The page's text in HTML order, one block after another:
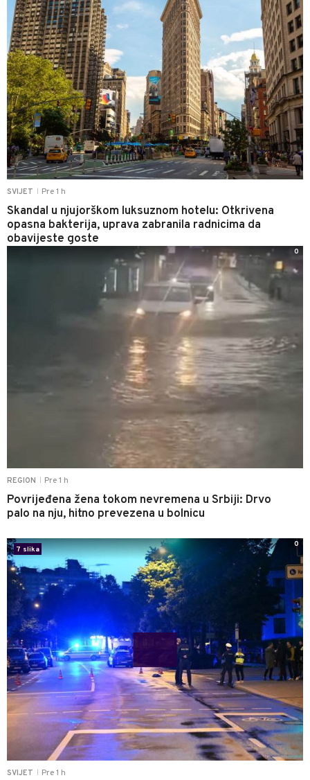
SVIJET Pre 1 h
Skandal u njujorškom luksuznom hotelu: Otkrivena
opasna bakterija, uprava zabranila radnicima da
obavijeste goste
REGION Pre 1 h
Povrijeđena žena tokom nevremena u Srbiji: Drvo
palo na nju, hitno prevezena u bolnicu
0
SVIJET Pre 1 h
7 slika
0